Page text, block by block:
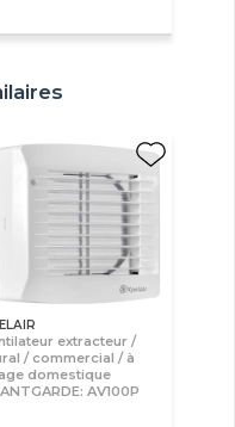
extracteur /
/ commercial / à
domestique
AV100P